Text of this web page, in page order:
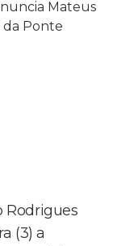
Rodrigues
(3) a